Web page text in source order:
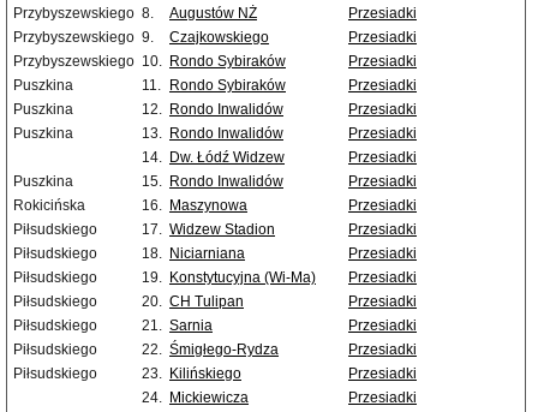
Przybyszewskiego 8. Augustów NŻ
Przesiadki
Przybyszewskiego 9. Czajkowskiego
Przesiadki
Przybyszewskiego 10. Rondo Sybiraków
Przesiadki
Puszkina
11. Rondo Sybiraków
Przesiadki
Puszkina
12. Rondo Inwalidów
Przesiadki
Puszkina
13. Rondo Inwalidów
Przesiadki
14. Dw. Łódź Widzew
Przesiadki
Puszkina
15. Rondo Inwalidów
Przesiadki
Rokicińska
16. Maszynowa
Przesiadki
Piłsudskiego
17. Widzew Stadion
Przesiadki
Piłsudskiego
18. Niciarniana
Przesiadki
Piłsudskiego
19. Konstytucyjna (Wi-Ma)
Przesiadki
Piłsudskiego
20. CH Tulipan
Przesiadki
Piłsudskiego
21. Sarnia
Przesiadki
Piłsudskiego
22. Śmigłego-Rydza
Przesiadki
Piłsudskiego
23. Kilińskiego
Przesiadki
24. Mickiewicza
Przesiadki